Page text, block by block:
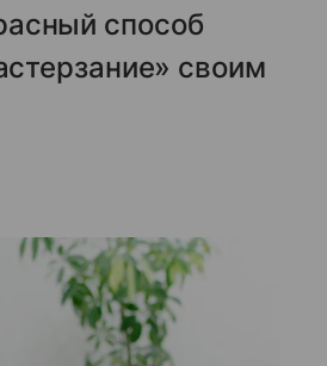
способ
своим